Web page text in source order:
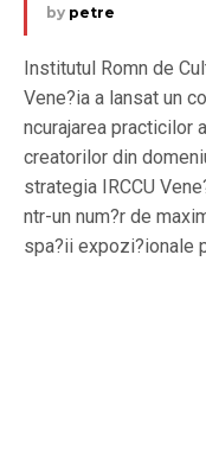
by petre
Institutul Romn de
Vene?ia a lansat un
ncurajarea practicilor
creatorilor din
strategia IRCCU
ntr-un num?r de
spa?ii expozi?ionale